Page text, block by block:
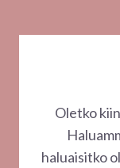
Oletko
haluaisitko